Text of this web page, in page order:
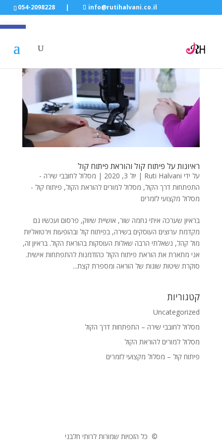
054-2098228| info@rutihalvani.co.il
ראיונות על פיתוח קול והוראת פיתוח קול
על ידי Ruti Halvani
| יול 3, 2020 | מסלול לחובבי שירה -
התפתחות דרך הקול, מסלול למורים להוראת הקול, פיתוח קול -
מסלול מקצועי לזמרים
בראיון שערכה איתי נחמה שור, אושיית שיווק, פרסום ועכשיו גם
מקדמת ערוצים העוסקים בשירה, בפיתוח קול ובהופעות וירטואליות
מול קהל, נשאלתי הרבה שאלות העוסקות בהוראת הקול. בראיון זה,
אני מתארת את הוראת פיתוח הקול כהזדמנות להתפתחות אישית.
סוקרת שיטות שונות של הוראה ומספרת קצת...
קטגוריות
Uncategorized
מסלול לחובבי שירה – התפתחות דרך הקול
מסלול למורים להוראת הקול
פיתוח קול – מסלול מקצועי לזמרים
© כל הזכויות שמורות לרותי חלבני
פתח